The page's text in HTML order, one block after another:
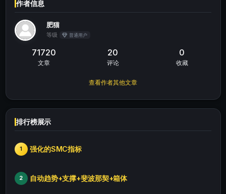
作者信息
肥猫
等级 普通用户
71720
文章
20
评论
0
收藏
查看作者其他文章
排行榜展示
1 强化的SMC指标
2 自动趋势+支撑+斐波那契+箱体